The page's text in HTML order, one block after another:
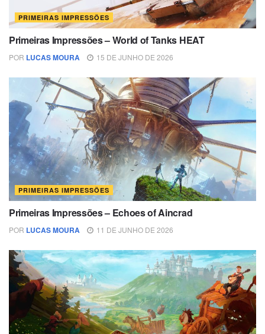
PRIMEIRAS IMPRESSÕES
Primeiras Impressões – World of Tanks HEAT
POR LUCAS MOURA 15 DE JUNHO DE 2026
PRIMEIRAS IMPRESSÕES
Primeiras Impressões – Echoes of Aincrad
POR LUCAS MOURA 11 DE JUNHO DE 2026